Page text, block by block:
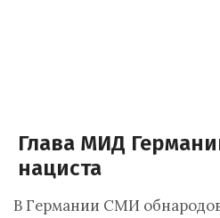
Глава МИД
нациста
В Германии СМИ